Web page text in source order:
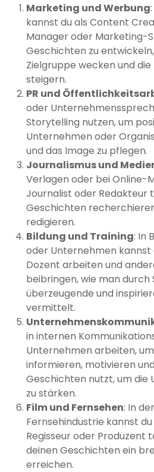
Marketing und Werbung
kannst du als Content
Manager oder Marketing-
Geschichten zu
Zielgruppe wecken und
steigern.
PR und
oder
Storytelling nutzen, um
Unternehmen oder
und das Image zu pflegen.
Journalismus und
Verlagen oder bei Online-
Journalist oder Redakteur
Geschichten
redigieren.
Bildung und Training: In
oder Unternehmen kannst
Dozent arbeiten und
beibringen, wie man durch
überzeugende und
vermittelt.
in internen
Unternehmen arbeiten,
informieren, motivieren
Geschichten nutzt, um die
zu stärken.
Film und Fernsehen: In
Fernsehindustrie kannst
Regisseur oder Produzent
deinen Geschichten ein
erreichen.